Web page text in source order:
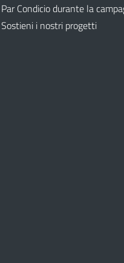
Par Condicio durante la
Sostieni i nostri progetti